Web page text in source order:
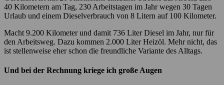
40 Kilometern am Tag, 230 Arbeitstagen im Jahr wegen 30 Tagen
Urlaub und einem Dieselverbrauch von 8 Litern auf 100 Kilometer.
Macht 9.200 Kilometer und damit 736 Liter Diesel im Jahr, nur für
den Arbeitsweg. Dazu kommen 2.000 Liter Heizöl. Mehr nicht, das
ist stellenweise eher schon die freundliche Variante des Alltags.
Und bei der Rechnung kriege ich große Augen